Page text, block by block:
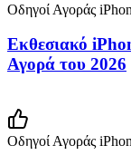
Οδηγοί Αγοράς
Εκθεσιακό
Αγορά του 2026
Οδηγοί Αγοράς